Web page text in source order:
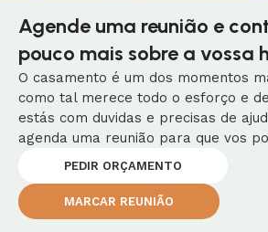
Agende uma reunião e
pouco mais sobre a vossa
O casamento é um dos momentos
como tal merece todo o esforço e
estás com duvidas e precisas de
agenda uma reunião para que vos
PEDIR ORÇAMENTO
MARCAR REUNIÃO